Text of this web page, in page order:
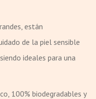
están
de la piel sensible
ideales para una
100% biodegradables y